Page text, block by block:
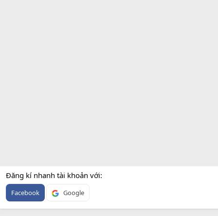
Đăng kí nhanh tài khoản với
Facebook Google